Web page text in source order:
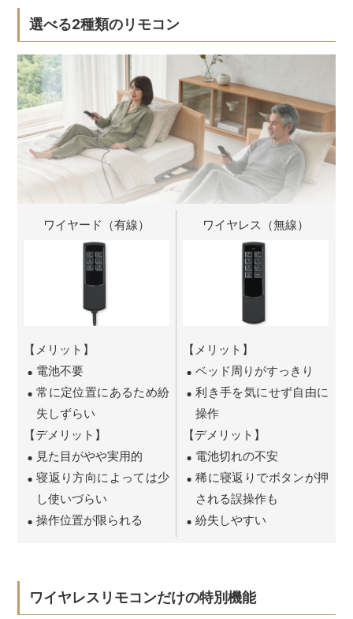
選べる2種類のリモコン
ワイヤード（有線） ワイヤレス（無線）
【メリット】
電池不要
常に定位置にあるため紛
失しずらい
【デメリット】
見た目がやや実用的
寝返り方向によっては少
し使いづらい
操作位置が限られる
【メリット】
ベッド周りがすっきり
利き手を気にせず自由に
操作
【デメリット】
電池切れの不安
稀に寝返りでボタンが押
される誤操作も
紛失しやすい
ワイヤレスリモコンだけの特別機能